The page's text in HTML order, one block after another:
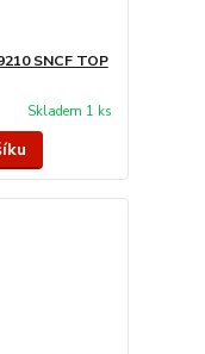
SNCF TOP
Skladem 1 ks